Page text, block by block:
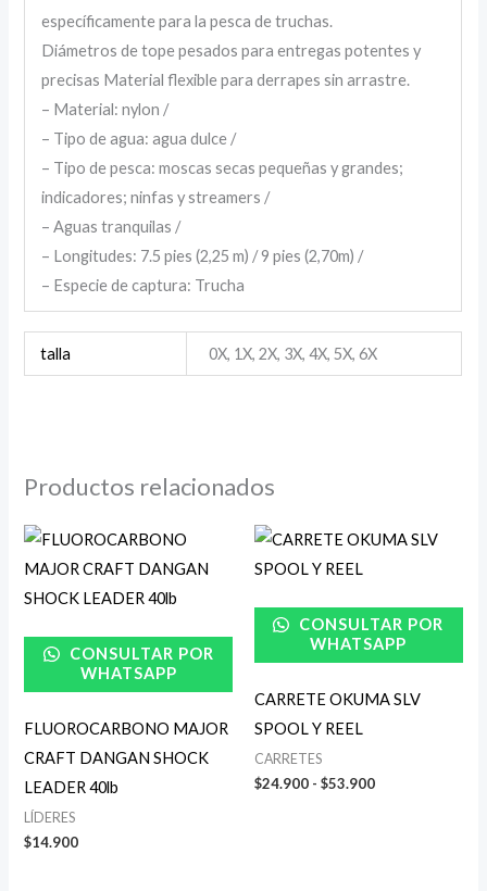
específicamente para la pesca de truchas.
Diámetros de tope pesados para entregas potentes y
precisas Material flexible para derrapes sin arrastre.
– Material: nylon /
– Tipo de agua: agua dulce /
– Tipo de pesca: moscas secas pequeñas y grandes;
indicadores; ninfas y streamers /
– Aguas tranquilas /
– Longitudes: 7.5 pies (2,25 m) / 9 pies (2,70m) /
– Especie de captura: Trucha
talla 0X, 1X, 2X, 3X, 4X, 5X, 6X
Productos relacionados
CONSULTAR POR
WHATSAPP
FLUOROCARBONO MAJOR
CRAFT DANGAN SHOCK
LEADER 40lb
LÍDERES
$14.900
CONSULTAR POR
WHATSAPP
CARRETE OKUMA SLV
SPOOL Y REEL
CARRETES
$24.900 - $53.900
Rango
de
$24.900
hasta
$53.900